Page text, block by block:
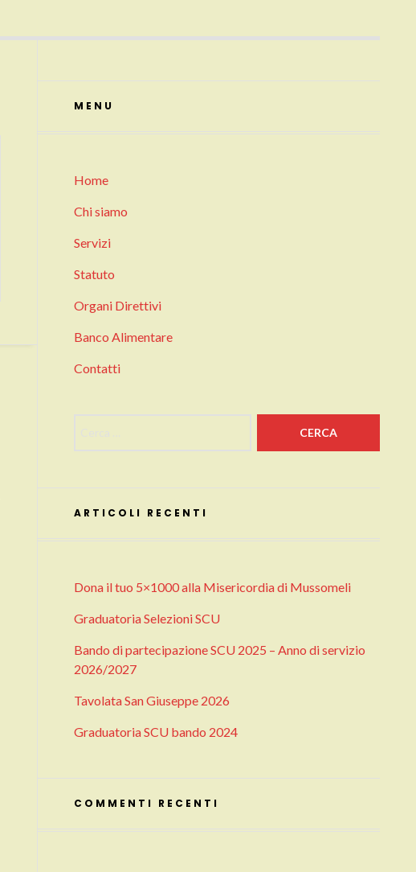
MENU
Home
Chi siamo
Servizi
Statuto
Organi Direttivi
Banco Alimentare
Contatti
ARTICOLI RECENTI
Dona il tuo 5×1000 alla Misericordia di Mussomeli
Graduatoria Selezioni SCU
Bando di partecipazione SCU 2025 – Anno di servizio
2026/2027
Tavolata San Giuseppe 2026
Graduatoria SCU bando 2024
COMMENTI RECENTI